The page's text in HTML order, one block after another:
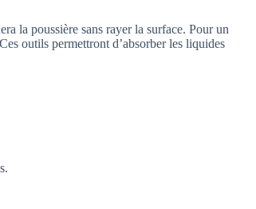
la poussière sans rayer la surface. Pour un
outils permettront d’absorber les liquides